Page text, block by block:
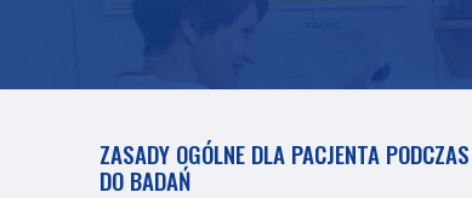
ZASADY OGÓLNE DLA PACJENTA
DO BADAŃ